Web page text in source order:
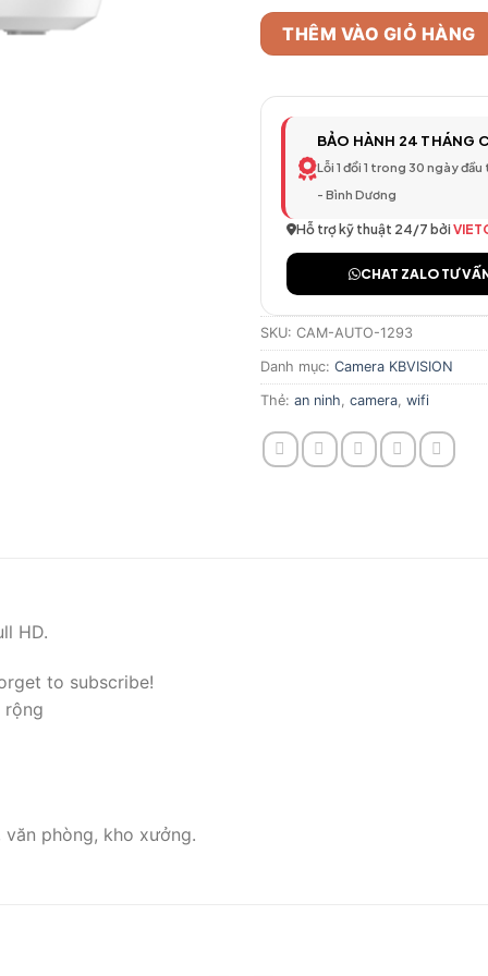
THÊM VÀO GIỎ HÀNG
BẢO HÀNH 24 THÁNG
Lỗi 1 đổi 1 trong 30 ngày
- Bình Dương
Hỗ trợ kỹ thuật 24/7 bởi
CHAT ZALO TƯ
SKU: CAM-AUTO-1293
Danh mục: Camera KBVISION
Thẻ: an ninh, camera, wifi
HD.
to subscribe!
rộng
phòng, kho xưởng.